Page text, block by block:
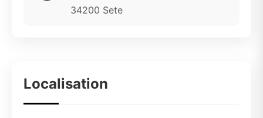
34200 Sete
Localisation